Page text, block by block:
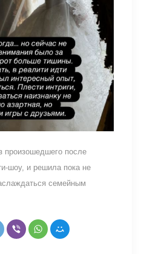
произошедшего после
шоу, и решила пока не
семейным